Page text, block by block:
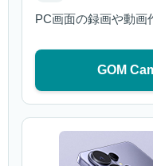
PC画面の録画や動画
GOM